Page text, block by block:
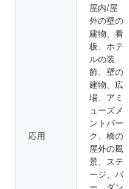
応用
屋内/屋
外の壁の
建物、看
板、ホテ
ルの装
飾、壁の
建物、広
場、アミ
ューズメ
ントパー
ク、橋の
屋外の風
景、ステ
ージ、バ
ー、ダン